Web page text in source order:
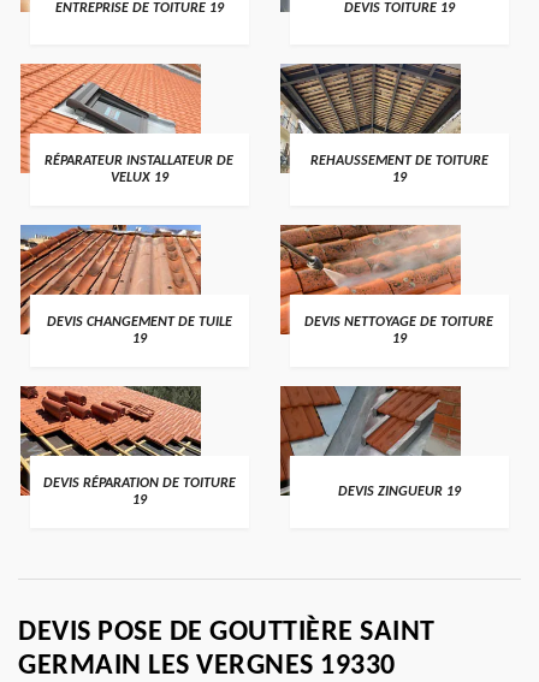
ENTREPRISE DE TOITURE 19 DEVIS TOITURE 19
RÉPARATEUR INSTALLATEUR DE
VELUX 19
REHAUSSEMENT DE TOITURE
19
DEVIS CHANGEMENT DE TUILE
19
DEVIS NETTOYAGE DE TOITURE
19
DEVIS RÉPARATION DE TOITURE
19
DEVIS ZINGUEUR 19
DEVIS POSE DE GOUTTIÈRE SAINT
GERMAIN LES VERGNES 19330